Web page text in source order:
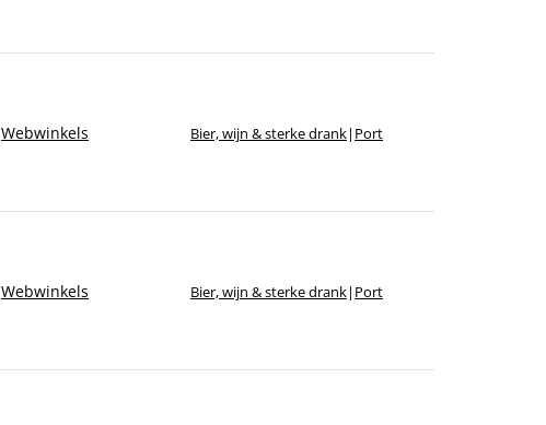
Webwinkels Bier, wijn & sterke drank| Port
Webwinkels Bier, wijn & sterke drank| Port